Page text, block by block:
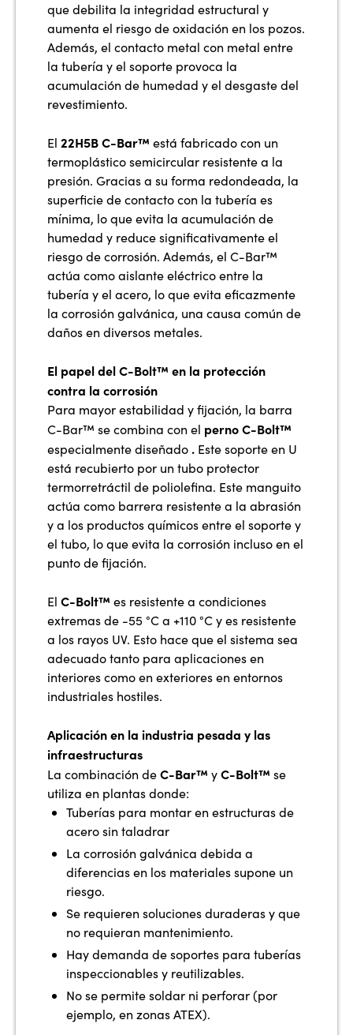
que debilita la integridad estructural y
aumenta el riesgo de oxidación en los pozos.
Además, el contacto metal con metal entre
la tubería y el soporte provoca la
acumulación de humedad y el desgaste del
revestimiento.
El 22H5B C-Bar™ está fabricado con un
termoplástico semicircular resistente a la
presión. Gracias a su forma redondeada, la
superficie de contacto con la tubería es
mínima, lo que evita la acumulación de
humedad y reduce significativamente el
riesgo de corrosión. Además, el C-Bar™
actúa como aislante eléctrico entre la
tubería y el acero, lo que evita eficazmente
la corrosión galvánica, una causa común de
daños en diversos metales.
El papel del C-Bolt™ en la protección
contra la corrosión
Para mayor estabilidad y fijación, la barra
C-Bar™ se combina con el perno C-Bolt™
especialmente diseñado. Este soporte en U
está recubierto por un tubo protector
termorretráctil de poliolefina. Este manguito
actúa como barrera resistente a la abrasión
y a los productos químicos entre el soporte y
el tubo, lo que evita la corrosión incluso en el
punto de fijación.
El C-Bolt™ es resistente a condiciones
extremas de -55 °C a +110 °C y es resistente
a los rayos UV. Esto hace que el sistema sea
adecuado tanto para aplicaciones en
interiores como en exteriores en entornos
industriales hostiles.
Aplicación en la industria pesada y las
infraestructuras
La combinación deC-Bar™ yC-Bolt™ se
utiliza en plantas donde:
Tuberías para montar en estructuras de
acero sin taladrar
La corrosión galvánica debida a
diferencias en los materiales supone un
riesgo.
Se requieren soluciones duraderas y que
no requieran mantenimiento.
Hay demanda de soportes para tuberías
inspeccionables y reutilizables.
No se permite soldar ni perforar (por
ejemplo, en zonas ATEX).